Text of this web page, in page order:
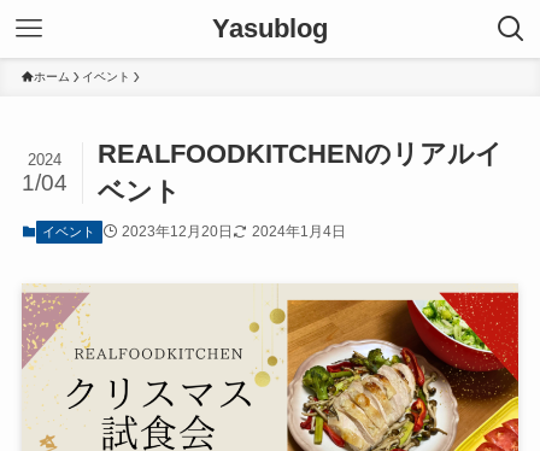
Yasublog
ホーム イベント
REALFOODKITCHENのリアルイ
ベント
2024
1/04
イベント 2023年12月20日 2024年1月4日